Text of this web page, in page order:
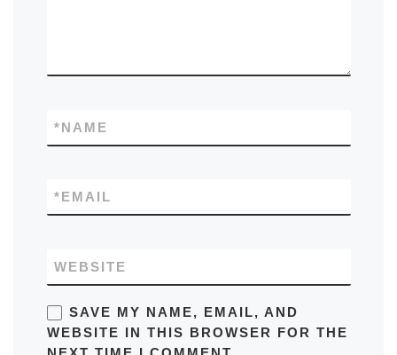
NAME
*
EMAIL
*
WEBSITE
SAVE MY NAME, EMAIL, AND
WEBSITE IN THIS BROWSER FOR THE